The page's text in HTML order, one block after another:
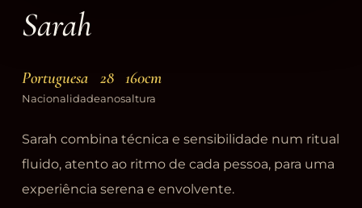
Sarah
Portuguesa
Nacionalidade
28
anos
160cm
altura
Sarah combina técnica e sensibilidade num ritual
fluido, atento ao ritmo de cada pessoa, para uma
experiência serena e envolvente.